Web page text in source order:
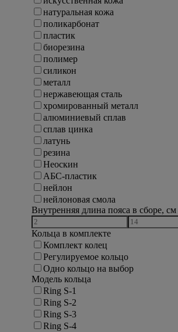
натуральная кожа
поликарбонат
пластик
биорезина
полимер
силикон
металл
нержавеющая сталь
хромированный металл
алюминиевый сплав
сплав цинка
латунь
резина
Неоскин
АБС-пластик
нейлон
нейлоновая смола
Внутренняя длина пояса в сборе, см
Кольца в комплекте
Комплект колец
Регулируемое кольцо
Одно кольцо на выбор
Модель кольца
Ring S-1
Ring S-2
Ring S-3
Ring S-4